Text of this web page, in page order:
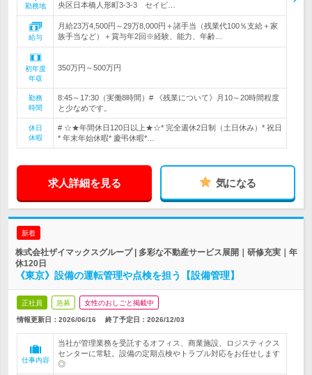
勤務地
央区日本橋人形町3-3-3 セイビ…
給与
月給23万4,500円～29万8,000円＋諸手当（残業代100％支給＋家
族手当など）＋賞与年2回※経験、能力、年齢…
初年度
年収
350万円～500万円
勤務
時間
8:45～17:30（実働8時間）# 《残業について》月10～20時間程度
と少なめです。
休日
休暇
# ☆★年間休日120日以上★☆* 完全週休2日制（土日休み）* 祝日
* 年末年始休暇* 慶弔休暇*…
求人詳細を見る 気になる
新着
株式会社ザイマックスグループ | 多彩な不動産サービス展開｜研修充実｜年
休120日
《東京》設備の運転管理や点検を担う【設備管理】
正社員 急募 女性のおしごと掲載中
情報更新日：2026/06/16 終了予定日： 2026/12/03
仕事内容
当社が管理業務を受託するオフィス、商業施設、ロジスティクス
センターに常駐。設備の定期点検やトラブル対応をお任せします
◎